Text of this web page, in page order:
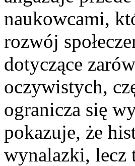
naukowcami,
rozwój
dotyczące
oczywistych,
ogranicza się
pokazuje, że
wynalazki, lecz